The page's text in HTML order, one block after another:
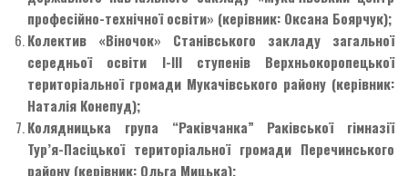
професійно-технічної освіти» (керівник: Оксана Боярчук);
Колектив «Віночок» Станівського закладу загальної
середньої освіти І-ІІІ ступенів Верхньокоропецької
територіальної громади Мукачівського району (керівник:
Наталія Конепуд);
Колядницька група “Раківчанка” Раківської гімназії
Тур’я-Пасіцької територіальної громади Перечинського
району (керівник: Ольга Мицька);